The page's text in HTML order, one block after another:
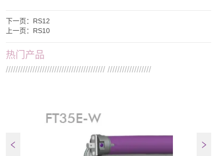
下一页： RS12
上一页： RS10
热门产品
///////////////////////////////////////// //////////////////